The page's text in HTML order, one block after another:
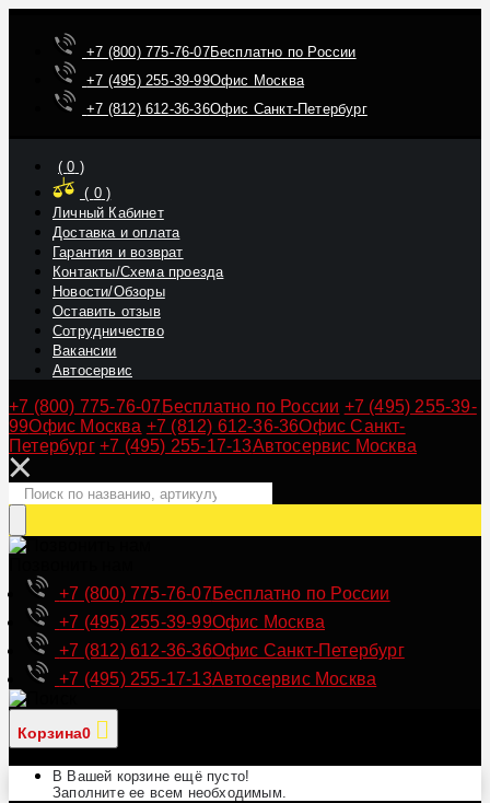
+7 (800) 775-76-07Бесплатно по России
+7 (495) 255-39-99Офис Москва
+7 (812) 612-36-36Офис Санкт-Петербург
(0 )
( 0)
Личный Кабинет
Доставка и оплата
Гарантия и возврат
Контакты/Схема проезда
Новости/Обзоры
Оставить отзыв
Сотрудничество
Вакансии
Автосервис
+7 (800) 775-76-07 Бесплатно по России +7 (495) 255-39-
99Офис Москва +7 (812) 612-36-36Офис Санкт-
Петербург +7 (495) 255-17-13Автосервис Москва
+7 (800) 775-76-07Бесплатно по России
+7 (495) 255-39-99Офис Москва
+7 (812) 612-36-36Офис Санкт-Петербург
+7 (495) 255-17-13Автосервис Москва
Корзина0
В Вашей корзине ещё пусто!
Заполните ее всем необходимым.